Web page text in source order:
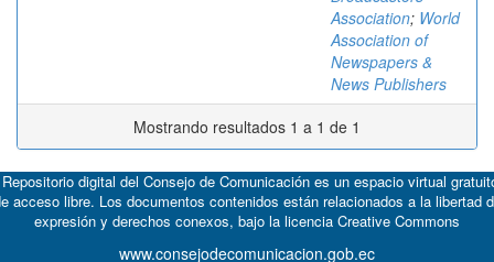
Association; World
Association of
Newspapers &
News Publishers
Mostrando resultados 1 a 1 de 1
digital del Consejo de Comunicación es un espacio virtual
acceso libre. Los documentos contenidos están relacionados a la libertad
expresión y derechos conexos, bajo la licencia Creative Commons
www.consejodecomunicacion.gob.ec